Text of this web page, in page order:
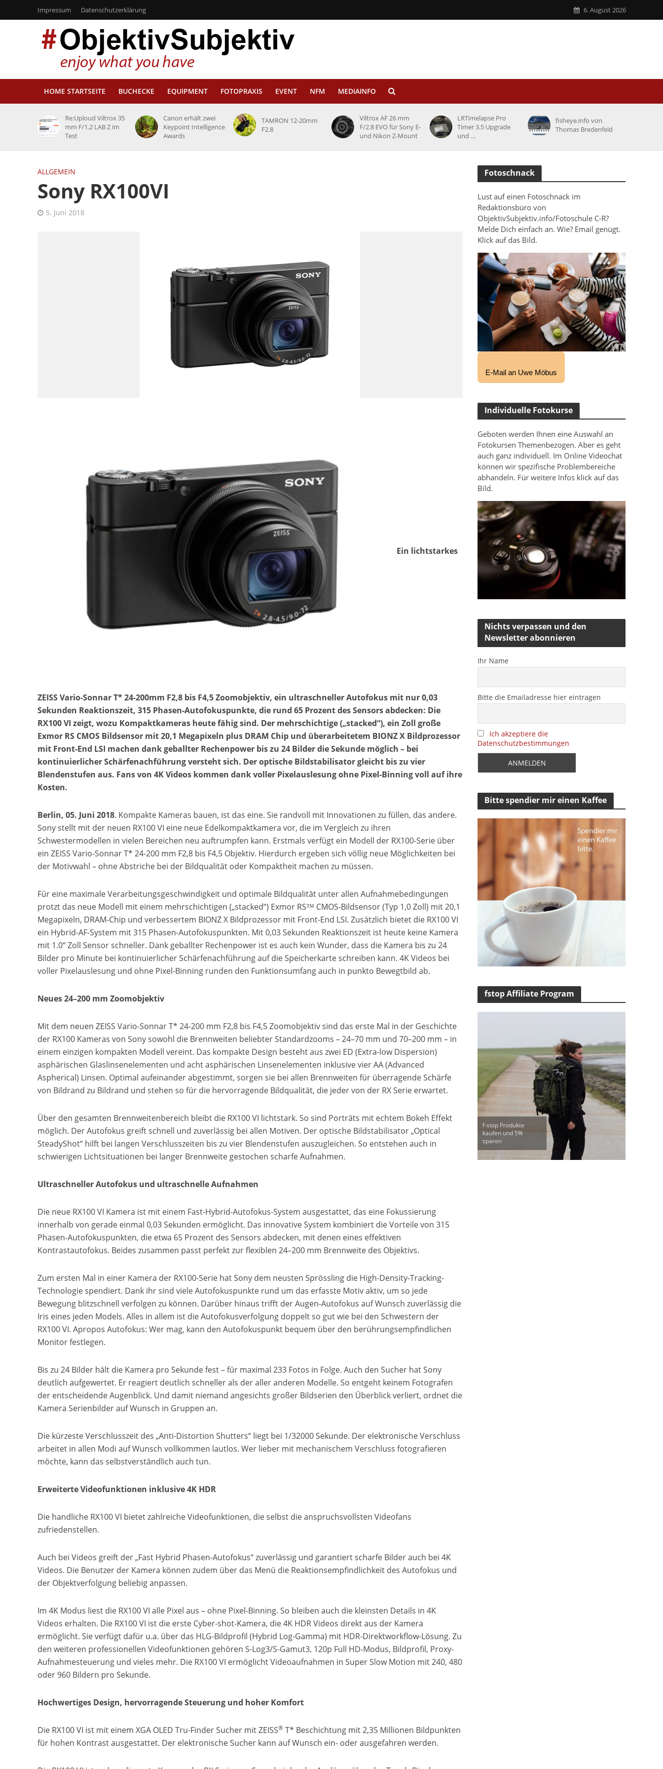
Impressum Datenschutzerklärung 6. August 2026
HOME STARTSEITE BUCHECKE EQUIPMENT FOTOPRAXIS EVENT NFM MEDIAINFO
Re:Uploud Viltrox 35
mm F/1.2 LAB Z im
Test
Canon erhält zwei
Keypoint Intelligence
Awards
TAMRON 12-20mm
F2.8
Viltrox AF 26 mm
F/2.8 EVO für Sony E-
und Nikon Z-Mount
LRTimelapse Pro
Timer 3.5 Upgrade
und …
fisheye.info von
Thomas Bredenfeld
ALLGEMEIN
Sony RX100VI
5. Juni 2018
Ein lichtstarkes
ZEISS Vario-Sonnar T* 24-200mm F2,8 bis F4,5 Zoomobjektiv, ein ultraschneller Autofokus mit nur 0,03
Sekunden Reaktionszeit, 315 Phasen-Autofokuspunkte, die rund 65 Prozent des Sensors abdecken: Die
RX100 VI zeigt, wozu Kompaktkameras heute fähig sind. Der mehrschichtige („stacked“), ein Zoll große
Exmor RS CMOS Bildsensor mit 20,1 Megapixeln plus DRAM Chip und überarbeitetem BIONZ X Bildprozessor
mit Front-End LSI machen dank geballter Rechenpower bis zu 24 Bilder die Sekunde möglich – bei
kontinuierlicher Schärfenachführung versteht sich. Der optische Bildstabilisator gleicht bis zu vier
Blendenstufen aus. Fans von 4K Videos kommen dank voller Pixelauslesung ohne Pixel-Binning voll auf ihre
Kosten.
Berlin, 05. Juni 2018. Kompakte Kameras bauen, ist das eine. Sie randvoll mit Innovationen zu füllen, das andere.
Sony stellt mit der neuen RX100 VI eine neue Edelkompaktkamera vor, die im Vergleich zu ihren
Schwestermodellen in vielen Bereichen neu auftrumpfen kann. Erstmals verfügt ein Modell der RX100-Serie über
ein ZEISS Vario-Sonnar T* 24-200 mm F2,8 bis F4,5 Objektiv. Hierdurch ergeben sich völlig neue Möglichkeiten bei
der Motivwahl – ohne Abstriche bei der Bildqualität oder Kompaktheit machen zu müssen.
Für eine maximale Verarbeitungsgeschwindigkeit und optimale Bildqualität unter allen Aufnahmebedingungen
protzt das neue Modell mit einem mehrschichtigen („stacked“) Exmor RS™ CMOS-Bildsensor (Typ 1,0 Zoll) mit 20,1
Megapixeln, DRAM-Chip und verbessertem BIONZ X Bildprozessor mit Front-End LSI. Zusätzlich bietet die RX100 VI
ein Hybrid-AF-System mit 315 Phasen-Autofokuspunkten. Mit 0,03 Sekunden Reaktionszeit ist heute keine Kamera
mit 1.0“ Zoll Sensor schneller. Dank geballter Rechenpower ist es auch kein Wunder, dass die Kamera bis zu 24
Bilder pro Minute bei kontinuierlicher Schärfenachführung auf die Speicherkarte schreiben kann. 4K Videos bei
voller Pixelauslesung und ohne Pixel-Binning runden den Funktionsumfang auch in punkto Bewegtbild ab.
Neues 24–200 mm Zoomobjektiv
Mit dem neuen ZEISS Vario-Sonnar T* 24-200 mm F2,8 bis F4,5 Zoomobjektiv sind das erste Mal in der Geschichte
der RX100 Kameras von Sony sowohl die Brennweiten beliebter Standardzooms – 24–70 mm und 70–200 mm – in
einem einzigen kompakten Modell vereint. Das kompakte Design besteht aus zwei ED (Extra-low Dispersion)
asphärischen Glaslinsenelementen und acht asphärischen Linsenelementen inklusive vier AA (Advanced
Aspherical) Linsen. Optimal aufeinander abgestimmt, sorgen sie bei allen Brennweiten für überragende Schärfe
von Bildrand zu Bildrand und stehen so für die hervorragende Bildqualität, die jeder von der RX Serie erwartet.
Über den gesamten Brennweitenbereich bleibt die RX100 VI lichtstark. So sind Porträts mit echtem Bokeh Effekt
möglich. Der Autofokus greift schnell und zuverlässig bei allen Motiven. Der optische Bildstabilisator „Optical
SteadyShot“ hilft bei langen Verschlusszeiten bis zu vier Blendenstufen auszugleichen. So entstehen auch in
schwierigen Lichtsituationen bei langer Brennweite gestochen scharfe Aufnahmen.
Ultraschneller Autofokus und ultraschnelle Aufnahmen
Die neue RX100 VI Kamera ist mit einem Fast-Hybrid-Autofokus-System ausgestattet, das eine Fokussierung
innerhalb von gerade einmal 0,03 Sekunden ermöglicht. Das innovative System kombiniert die Vorteile von 315
Phasen-Autofokuspunkten, die etwa 65 Prozent des Sensors abdecken, mit denen eines effektiven
Kontrastautofokus. Beides zusammen passt perfekt zur flexiblen 24–200 mm Brennweite des Objektivs.
Zum ersten Mal in einer Kamera der RX100-Serie hat Sony dem neusten Sprössling die High-Density-Tracking-
Technologie spendiert. Dank ihr sind viele Autofokuspunkte rund um das erfasste Motiv aktiv, um so jede
Bewegung blitzschnell verfolgen zu können. Darüber hinaus trifft der Augen-Autofokus auf Wunsch zuverlässig die
Iris eines jeden Models. Alles in allem ist die Autofokusverfolgung doppelt so gut wie bei den Schwestern der
RX100 VI. Apropos Autofokus: Wer mag, kann den Autofokuspunkt bequem über den berührungsempfindlichen
Monitor festlegen.
Bis zu 24 Bilder hält die Kamera pro Sekunde fest – für maximal 233 Fotos in Folge. Auch den Sucher hat Sony
deutlich aufgewertet. Er reagiert deutlich schneller als der aller anderen Modelle. So entgeht keinem Fotografen
der entscheidende Augenblick. Und damit niemand angesichts großer Bildserien den Überblick verliert, ordnet die
Kamera Serienbilder auf Wunsch in Gruppen an.
Die kürzeste Verschlusszeit des „Anti-Distortion Shutters“ liegt bei 1/32000 Sekunde. Der elektronische Verschluss
arbeitet in allen Modi auf Wunsch vollkommen lautlos. Wer lieber mit mechanischem Verschluss fotografieren
möchte, kann das selbstverständlich auch tun.
Erweiterte Videofunktionen inklusive 4K HDR
Die handliche RX100 VI bietet zahlreiche Videofunktionen, die selbst die anspruchsvollsten Videofans
zufriedenstellen.
Auch bei Videos greift der „Fast Hybrid Phasen-Autofokus“ zuverlässig und garantiert scharfe Bilder auch bei 4K
Videos. Die Benutzer der Kamera können zudem über das Menü die Reaktionsempfindlichkeit des Autofokus und
der Objektverfolgung beliebig anpassen.
Im 4K Modus liest die RX100 VI alle Pixel aus – ohne Pixel-Binning. So bleiben auch die kleinsten Details in 4K
Videos erhalten. Die RX100 VI ist die erste Cyber-shot-Kamera, die 4K HDR Videos direkt aus der Kamera
ermöglicht. Sie verfügt dafür u.a. über das HLG-Bildprofil (Hybrid Log-Gamma) mit HDR-Direktworkflow-Lösung. Zu
den weiteren professionellen Videofunktionen gehören S-Log3/S-Gamut3, 120p Full HD-Modus, Bildprofil, Proxy-
Aufnahmesteuerung und vieles mehr. Die RX100 VI ermöglicht Videoaufnahmen in Super Slow Motion mit 240, 480
oder 960 Bildern pro Sekunde.
Hochwertiges Design, hervorragende Steuerung und hoher Komfort
Die RX100 VI ist mit einem XGA OLED Tru-Finder Sucher mit ZEISS®T* Beschichtung mit 2,35 Millionen Bildpunkten
für hohen Kontrast ausgestattet. Der elektronische Sucher kann auf Wunsch ein- oder ausgefahren werden.
Fotoschnack
Lust auf einen Fotoschnack im
Redaktionsbüro von
ObjektivSubjektiv.info/Fotoschule C-R?
Melde Dich einfach an. Wie? Email genügt.
Klick auf das Bild.
E-Mail an Uwe Möbus
Individuelle Fotokurse
Geboten werden Ihnen eine Auswahl an
Fotokursen Themenbezogen. Aber es geht
auch ganz individuell. Im Online Videochat
können wir spezifische Problembereiche
abhandeln. Für weitere Infos klick auf das
Bild.
Nichts verpassen und den
Newsletter abonnieren
Ihr Name
Bitte die Emailadresse hier eintragen
Ich akzeptiere die
Datenschutzbestimmungen
Bitte spendier mir einen Kaffee
fstop Affiliate Program
f-stop Produkte
kaufen und 5%
sparen